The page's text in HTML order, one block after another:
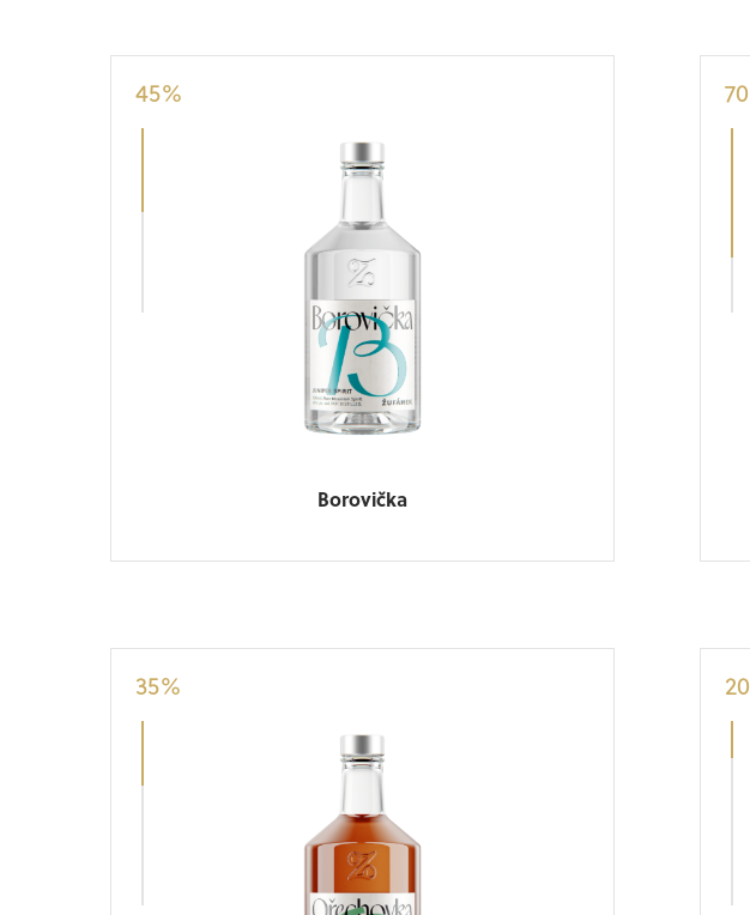
Borovička
45% 70
35% 20